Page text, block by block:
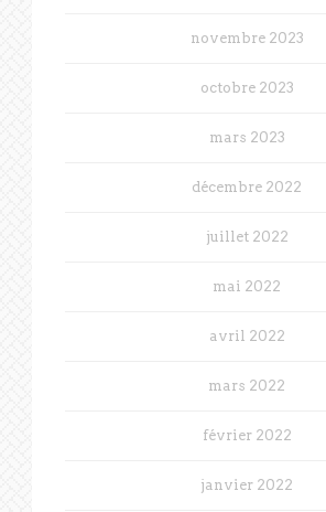
novembre 2023
octobre 2023
mars 2023
décembre 2022
juillet 2022
mai 2022
avril 2022
mars 2022
février 2022
janvier 2022